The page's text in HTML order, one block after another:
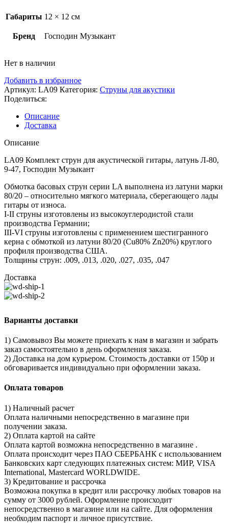
Габариты 12 × 12 см
Бренд Господин Музыкант
Нет в наличии
Добавить в избранное
Артикул: LA09 Категория: Струны для акустики
Поделиться:
Описание
Доставка
Описание
LA09 Комплект струн для акустической гитары, латунь Л-80,
9-47, Господин Музыкант
Обмотка басовых струн серии LA выполнена из латуни марки
80/20 – относительно мягкого материала, сберегающего лады
гитары от износа.
I-II струны изготовлены из высокоуглеродистой стали
производства Германии;
III-VI струны изготовлены с применением шестигранного
керна с обмоткой из латуни 80/20 (Cu80% Zn20%) круглого
профиля производства США.
Толщины струн: .009, .013, .020, .027, .035, .047
Доставка
Варианты доставки
1) Самовывоз Вы можете приехать к нам в магазин и забрать
заказ самостоятельно в день оформления заказа.
2) Доставка на дом курьером. Стоимость доставки от 150р и
обговаривается индивидуально при оформлении заказа.
Оплата товаров
1) Наличный расчет
Оплата наличными непосредственно в магазине при
получении заказа.
2) Оплата картой на сайте
Оплата картой возможна непосредственно в магазине .
Оплата происходит через ПАО СБЕРБАНК с использованием
Банковских карт следующих платежных систем: МИР, VISA
International, Mastercard WORLDWIDE.
3) Кредитование и рассрочка
Возможна покупка в кредит или рассрочку любых товаров на
сумму от 3000 рублей. Оформление происходит
непосредственно в магазине или на сайте. Для оформления
необходим паспорт и личное присутствие.